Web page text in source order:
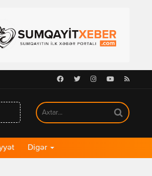
Facebook
TwitterInstagramYoutubeRSS
Digər